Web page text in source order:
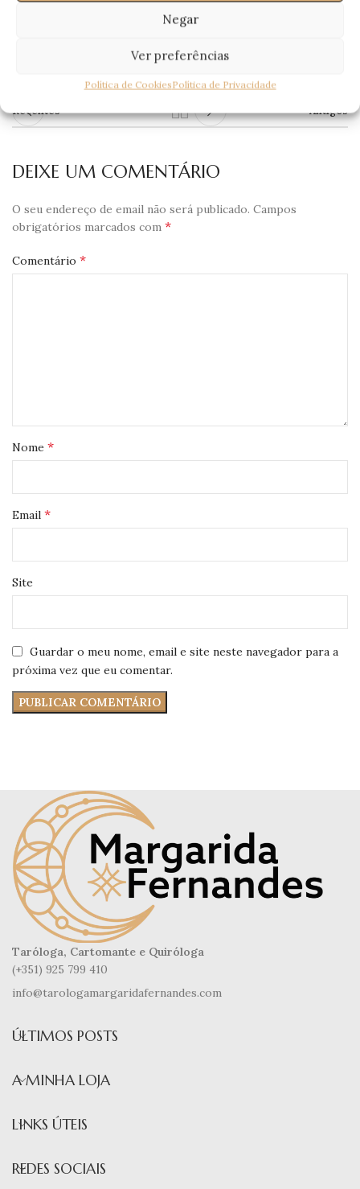
Negar
Ver preferências
Política de CookiesPolítica de Privacidade
Passem a Palavra!
Recentes Antigos
DEIXE UM COMENTÁRIO
O seu endereço de email não será publicado. Campos
obrigatórios marcados com *
Comentário *
Nome *
Email *
Site
Guardar o meu nome, email e site neste navegador para a
próxima vez que eu comentar.
Taróloga, Cartomante e Quiróloga
(+351) 925 799 410
info@tarologamargaridafernandes.com
ÚLTIMOS POSTS
A MINHA LOJA
LINKS ÚTEIS
REDES SOCIAIS